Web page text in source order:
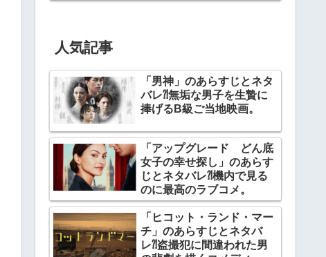
人気記事
「男神」のあらすじとネタ
バレ⁈無垢な男子を生贄に
捧げるB級ご当地映画。
「アップグレード どん底
女子の幸せ探し」のあらす
じとネタバレ⁈機内で見る
のに最高のラブコメ。
「ヒコット・ランド・マー
チ」のあらすじとネタバ
レ⁈盗撮犯に間違われた男